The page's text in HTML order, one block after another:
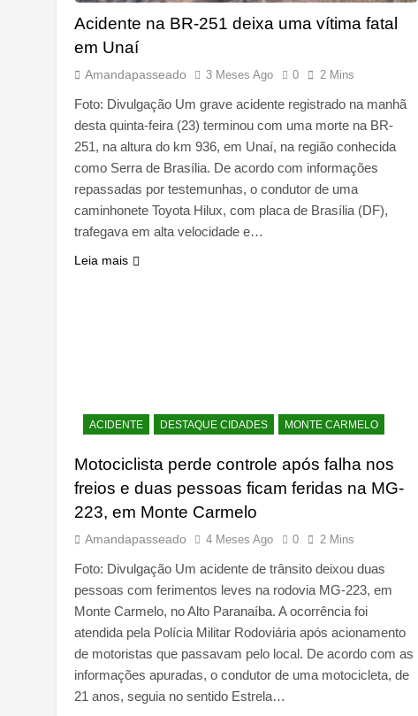
Acidente na BR-251 deixa uma vítima fatal
em Unaí
Amandapasseado 3 Meses Ago 0 2 Mins
Foto: Divulgação Um grave acidente registrado na manhã
desta quinta-feira (23) terminou com uma morte na BR-
251, na altura do km 936, em Unaí, na região conhecida
como Serra de Brasília. De acordo com informações
repassadas por testemunhas, o condutor de uma
caminhonete Toyota Hilux, com placa de Brasília (DF),
trafegava em alta velocidade e…
Leia mais
ACIDENTE DESTAQUE CIDADES MONTE CARMELO
Motociclista perde controle após falha nos
freios e duas pessoas ficam feridas na MG-
223, em Monte Carmelo
Amandapasseado 4 Meses Ago 0 2 Mins
Foto: Divulgação Um acidente de trânsito deixou duas
pessoas com ferimentos leves na rodovia MG-223, em
Monte Carmelo, no Alto Paranaíba. A ocorrência foi
atendida pela Polícia Militar Rodoviária após acionamento
de motoristas que passavam pelo local. De acordo com as
informações apuradas, o condutor de uma motocicleta, de
21 anos, seguia no sentido Estrela…